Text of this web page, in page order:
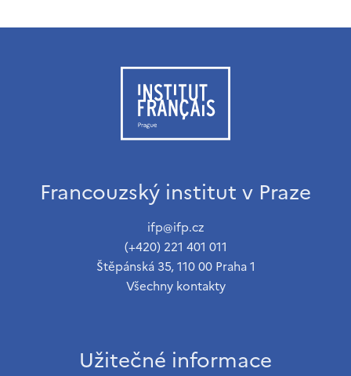
Francouzský institut v Praze
ifp@ifp.cz
(+420) 221 401 011
Štěpánská 35, 110 00 Praha 1
Všechny kontakty
Užitečné informace